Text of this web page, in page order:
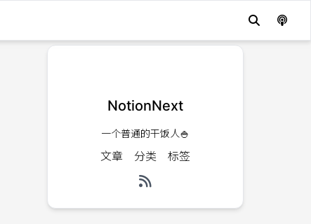
NotionNext
一个普通的干饭人🍚
文章 分类 标签